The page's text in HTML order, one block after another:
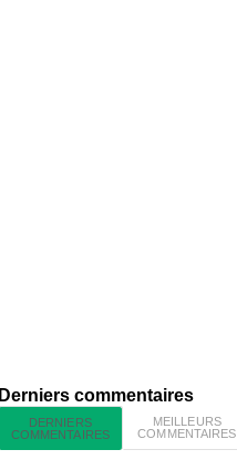
Derniers commentaires
DERNIERS
COMMENTAIRES
MEILLEURS
COMMENTAIRES